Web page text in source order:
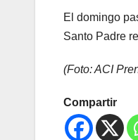
El domingo
Santo Padre
(Foto: ACI
Compartir